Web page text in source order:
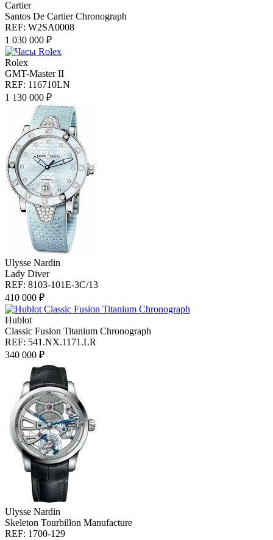
Cartier
Santos De Cartier Chronograph
REF: W2SA0008
1 030 000 ₽
Rolex
GMT-Master II
REF: 116710LN
1 130 000 ₽
Ulysse Nardin
Lady Diver
REF: 8103-101E-3C/13
410 000 ₽
Hublot
Classic Fusion Titanium Chronograph
REF: 541.NX.1171.LR
340 000 ₽
Ulysse Nardin
Skeleton Tourbillon Manufacture
REF: 1700-129